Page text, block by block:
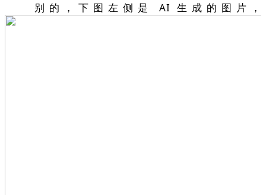
别的，下图左侧是 AI 生成的图片，